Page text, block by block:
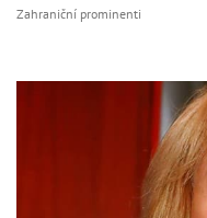
Zahraniční prominenti